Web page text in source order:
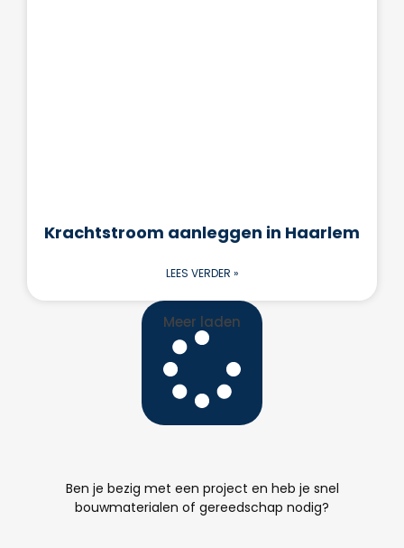
Krachtstroom aanleggen in Haarlem
LEES VERDER »
Meer laden
Ben je bezig met een project en heb je snel
bouwmaterialen of gereedschap nodig?